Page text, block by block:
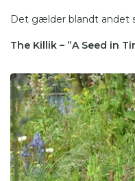
Det gælder blandt andet
The Killik – ”A Seed in